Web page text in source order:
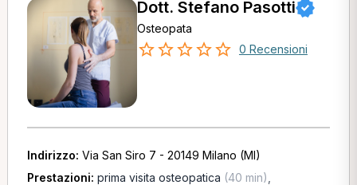
Dott. Stefano Pasotti
Osteopata
0 Recensioni
Indirizzo: Via San Siro 7 - 20149 Milano (MI)
Prestazioni: prima visita osteopatica (40 min)